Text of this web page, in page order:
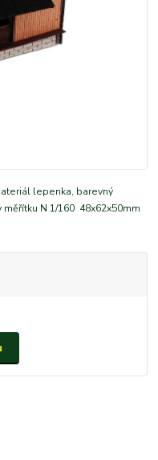
lepenka, barevný
N 1/160 48x62x50mm